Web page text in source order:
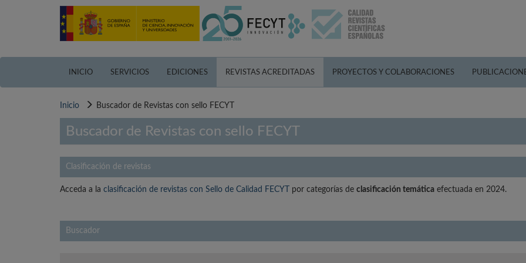
INICIO SERVICIOS EDICIONES REVISTAS ACREDITADAS PROYECTOS Y COLABORACIONES
Inicio Buscador de Revistas con sello FECYT
Buscador de Revistas con sello FECYT
Clasificación de revistas
Acceda a la clasificación de revistas con Sello de Calidad FECYT por categorías de clasificación temática efectuada en 2024.
Buscador